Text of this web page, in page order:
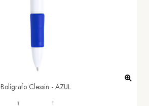
Bolígrafo Clessin - AZUL